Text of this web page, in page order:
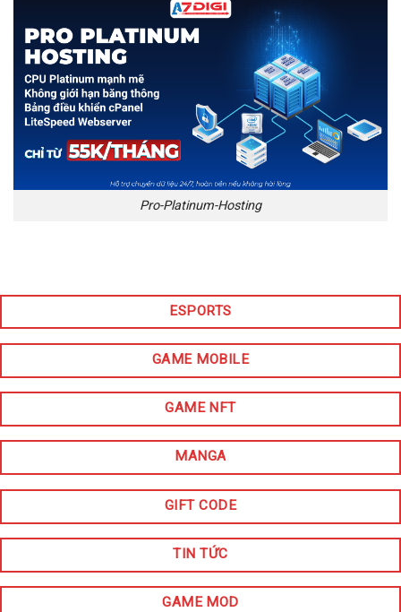
Pro-Platinum-Hosting
ESPORTS
GAME MOBILE
GAME NFT
MANGA
GIFT CODE
TIN TỨC
GAME MOD